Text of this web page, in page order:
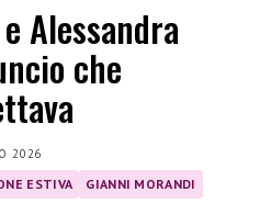
Alessandra
che
2026
ESTIVA GIANNI MORANDI